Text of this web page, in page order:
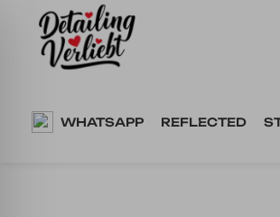
Springe
WHATSAPP REFLECTED